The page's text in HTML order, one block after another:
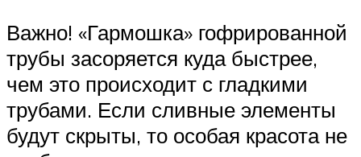
Важно! «Гармошка» гофрированной
трубы засоряется куда быстрее,
чем это происходит с гладкими
трубами. Если сливные элементы
будут скрыты, то особая красота не